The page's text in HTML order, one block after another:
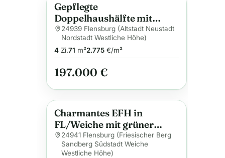
Anzeige
Gepflegte
Doppelhaushälfte mit
Garten
24939 Flensburg (Altstadt Neustadt
Nordstadt Westliche Höhe)
4Zi.71 m²2.775€/m²
197.000 €
Anzeige
Charmantes EFH in
FL/Weiche mit grüner
Gartenidylle oder Potenzial
als großzügige Baulücke!
24941 Flensburg (Friesischer Berg
Sandberg Südstadt Weiche
Westliche Höhe)